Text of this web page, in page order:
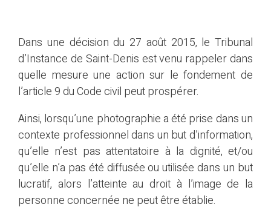
Dans une décision du 27 août 2015, le Tribunal
d’Instance de Saint-Denis est venu rappeler dans
quelle mesure une action sur le fondement de
l’article 9 du Code civil peut prospérer.
Ainsi, lorsqu’une photographie a été prise dans un
contexte professionnel dans un but d’information,
qu’elle n’est pas attentatoire à la dignité, et/ou
qu’elle n’a pas été diffusée ou utilisée dans un but
lucratif, alors l’atteinte au droit à l’image de la
personne concernée ne peut être établie.